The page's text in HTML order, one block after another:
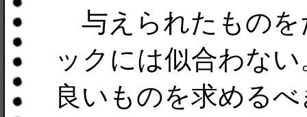
与えられたものを
ックには似合わな
良いものを求める